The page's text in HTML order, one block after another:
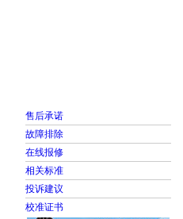
售后承诺
故障排除
在线报修
相关标准
投诉建议
校准证书